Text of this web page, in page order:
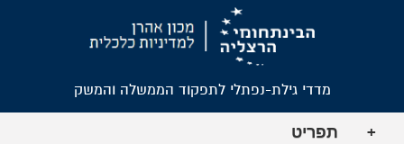
מדדי גילת-נפתלי לתפקוד הממשלה והמשק
+ תפריט